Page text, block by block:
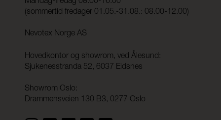
(sommertid fredager 01.05.-31.08.: 08.00-12.00)
Nevotex Norge AS
Hovedkontor og showrom, ved Ålesund:
Sjukenesstranda 52, 6037 Eidsnes
Showrom Oslo:
Drammensveien 130 B3, 0277 Oslo